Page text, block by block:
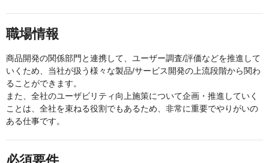
職場情報
商品開発の関係部門と連携して、ユーザー調査/評価などを推進して
いくため、当社が扱う様々な製品/サービス開発の上流段階から関わ
ることができます。
また、全社のユーザビリティ向上施策について企画・推進していく
ことは、全社を束ねる役割でもあるため、非常に重要でやりがいの
ある仕事です。